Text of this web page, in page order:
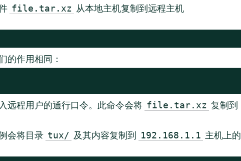
file.tar.xz 从本地主机复制到远程主机
的作用相同：
远程用户的通行口令。此命令会将 file.tar.xz 复制到
会将目录 tux/ 及其内容复制到 192.168.1.1 主机上的